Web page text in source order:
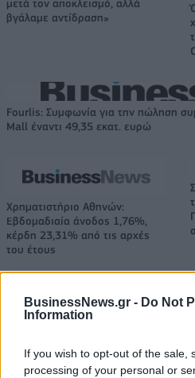
BusinessNews.gr - Do Not
Information
If you wish to opt-out of the sale,
processing of your personal or
μετά τον αποκλεισμό, αλλά
βγάλαμε αντίδραση»
Fourlis: Συμφωνία για την πώληση
Mall έναντι 49,35 εκατ. ευρώ
Χρηματιστήριο Αθηνών:
Εβδομαδιαία άνοδος 1,76%,
κέρδη 23,31% από τις αρχές
του έτους
Media: Με ενίσχυση 8 εκατ. ευρώ σε